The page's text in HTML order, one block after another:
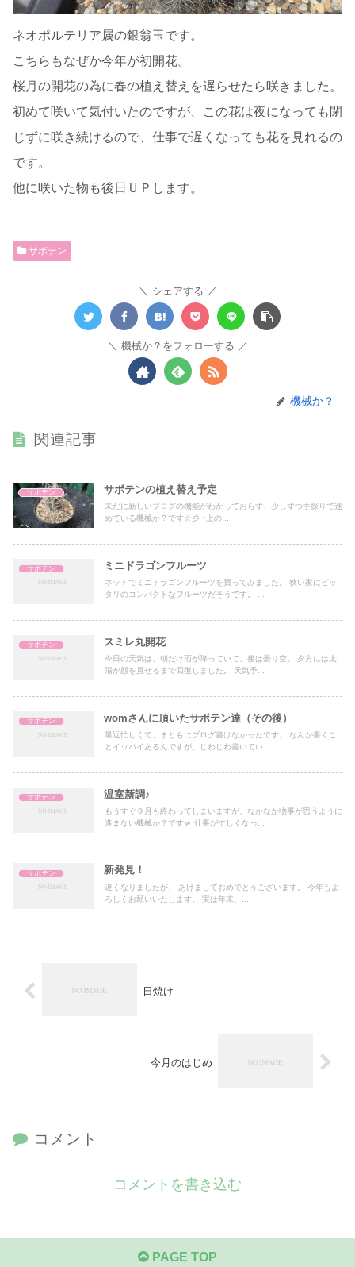
ネオポルテリア属の銀翁玉です。
こちらもなぜか今年が初開花。
桜月の開花の為に春の植え替えを遅らせたら咲きました。
初めて咲いて気付いたのですが、この花は夜になっても閉
じずに咲き続けるので、仕事で遅くなっても花を見れるの
です。
他に咲いた物も後日ＵＰします。
サボテン
シェアする
機械か？をフォローする
機械か？
関連記事
サボテン サボテンの植え替え予定
未だに新しいブログの機能がわかっておらず、少しずつ手探りで進
めている機械か？です☆彡 ↑上の...
サボテン ミニドラゴンフルーツ
ネットでミニドラゴンフルーツを買ってみました。 狭い家にピッ
タリのコンパクトなフルーツだそうです。 ...
サボテン スミレ丸開花
今日の天気は、朝だけ雨が降っていて、後は曇り空。 夕方には太
陽が顔を見せるまで回復しました。 天気予...
サボテン womさんに頂いたサボテン達（その後）
最近忙しくて、まともにブログ書けなかったです。 なんか書くこ
とイッパイあるんですが、じわじわ書いてい...
サボテン 温室新調♪
もうすぐ９月も終わってしまいますが、なかなか物事が思うように
進まない機械か？ですｗ 仕事が忙しくなっ...
サボテン 新発見！
遅くなりましたが、 あけましておめでとうございます。 今年もよ
ろしくお願いいたします。 実は年末、...
日焼け
今月のはじめ
コメント
コメントを書き込む
PAGE TOP